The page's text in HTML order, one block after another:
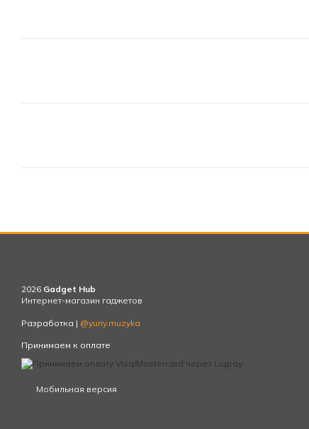
2026 Gadget Hub
Интернет-магазин гаджетов
Разработка | @yuriy.muzyka
Принимаем к оплате
Мобильная версия